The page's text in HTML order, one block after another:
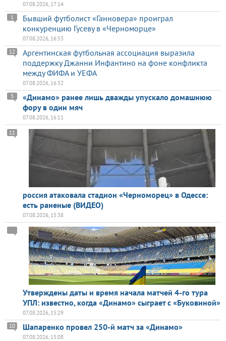
07.08.2026, 17:14
Бывший футболист «Ганновера» проиграл
конкуренцию Гусеву в «Черноморце»
1
07.08.2026, 16:53
Аргентинская футбольная ассоциация выразила
поддержку Джанни Инфантино на фоне конфликта
между ФИФА и УЕФА
12
07.08.2026, 16:32
«Динамо» ранее лишь дважды упускало домашнюю
фору в один мяч
3
07.08.2026, 16:11
россия атаковала стадион «Черноморец» в Одессе:
есть раненые (ВИДЕО)
11
07.08.2026, 15:38
Утверждены даты и время начала матчей 4-го тура
УПЛ: известно, когда «Динамо» сыграет с «Буковиной»
07.08.2026, 15:29
Шапаренко провел 250-й матч за «Динамо»
10
07.08.2026, 15:08